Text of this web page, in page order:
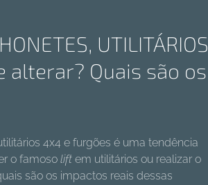
UTILITÁRIOS
alterar? Quais são os
4x4 e furgões é uma tendência
o famosolift em utilitários ou realizar o
são os impactos reais dessas